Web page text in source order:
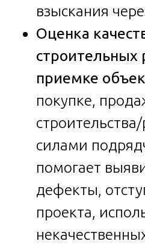
взыскания
Оценка
строительных
приемке
покупке,
силами
помогает
дефекты,
проекта,